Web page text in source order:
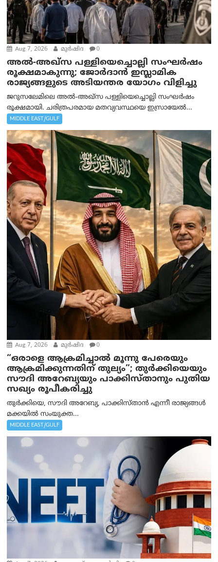
Aug 7, 2026 മുര്‍ഷിദ 0
അൽ-അഖ്‌സ പള്ളിയെച്ചൊല്ലി സംഘർഷം
രൂക്ഷമാകുന്നു; ജോർദാൻ ഇസ്ലാമിക
രാജ്യങ്ങളുടെ അടിയന്തര യോഗം വിളിച്ചു
ജറുസലേമിലെ അൽ-അഖ്‌സ പള്ളിയെച്ചൊല്ലി സംഘർഷം
രൂക്ഷമായി. ചരിത്രപരമായ മതവ്യവസ്ഥയെ ഇസ്രായേൽ...
MIDDLE EAST/GULF
Aug 7, 2026 മുര്‍ഷിദ 0
“ഒരാളെ ആക്രമിച്ചാല്‍ മൂന്നു പേരെയും
ആക്രമിക്കുന്നതിന് തുല്യം”; തുർക്കിയെയും
സൗദി അറേബ്യയും പാക്കിസ്താനും പുതിയ
സഖ്യം രൂപീകരിച്ചു
തുർക്കിയെ, സൗദി അറേബ്യ, പാക്കിസ്താന്‍ എന്നീ രാജ്യങ്ങൾ
മക്കയിൽ സംയുക്ത...
MIDDLE EAST/GULF